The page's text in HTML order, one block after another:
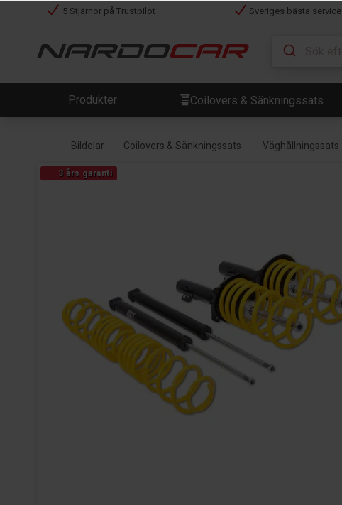
5 Stjärnor på Trustpilot Sveriges bästa service
Produkter Coilovers & Sänkningssats
Bildelar Coilovers & Sänkningssats Väghållningssats
3 års garanti